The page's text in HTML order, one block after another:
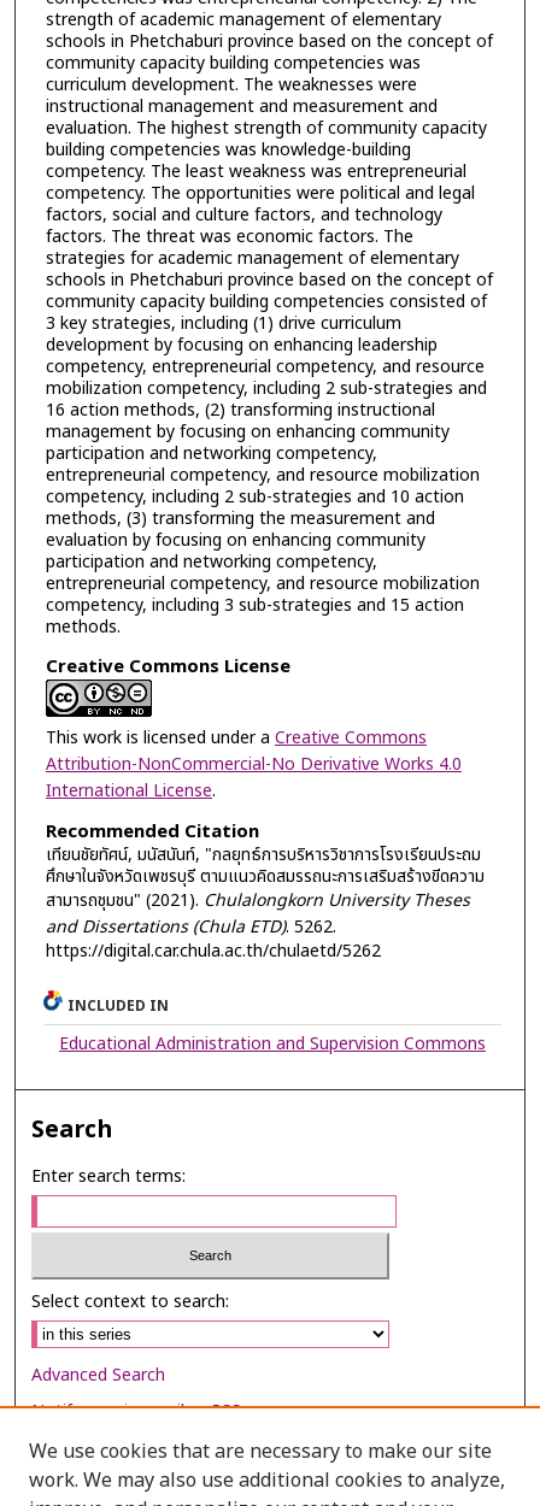
strength of academic management of elementary
schools in Phetchaburi province based on the concept of
community capacity building competencies was
curriculum development. The weaknesses were
instructional management and measurement and
evaluation. The highest strength of community capacity
building competencies was knowledge-building
competency. The least weakness was entrepreneurial
competency. The opportunities were political and legal
factors, social and culture factors, and technology
factors. The threat was economic factors. The
strategies for academic management of elementary
schools in Phetchaburi province based on the concept of
community capacity building competencies consisted of
3 key strategies, including (1) drive curriculum
development by focusing on enhancing leadership
competency, entrepreneurial competency, and resource
mobilization competency, including 2 sub-strategies and
16 action methods, (2) transforming instructional
management by focusing on enhancing community
participation and networking competency,
entrepreneurial competency, and resource mobilization
competency, including 2 sub-strategies and 10 action
methods, (3) transforming the measurement and
evaluation by focusing on enhancing community
participation and networking competency,
entrepreneurial competency, and resource mobilization
competency, including 3 sub-strategies and 15 action
methods.
Creative Commons License
This work is licensed under a Creative Commons
Attribution-NonCommercial-No Derivative Works 4.0
International License.
Recommended Citation
เทียนชัยทัศน์, มนัสนันท์, "กลยุทธ์การบริหารวิชาการโรงเรียนประถม
ศึกษาในจังหวัดเพชรบุรี ตามแนวคิดสมรรถนะการเสริมสร้างขีดความ
สามารถชุมชน" (2021). Chulalongkorn University Theses
and Dissertations (Chula ETD). 5262.
https://digital.car.chula.ac.th/chulaetd/5262
INCLUDED IN
Educational Administration and Supervision Commons
Search
Enter search terms:
Select context to search:
Advanced Search
Notify me via email orRSS
Browse
We use cookies that are necessary to make our site
work. We may also use additional cookies to analyze,